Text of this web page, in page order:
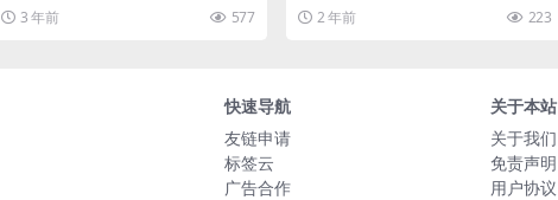
3 年前
577
2 年前
223
快速导航
友链申请
标签云
广告合作
关于本站
关于我们
免责声明
用户协议